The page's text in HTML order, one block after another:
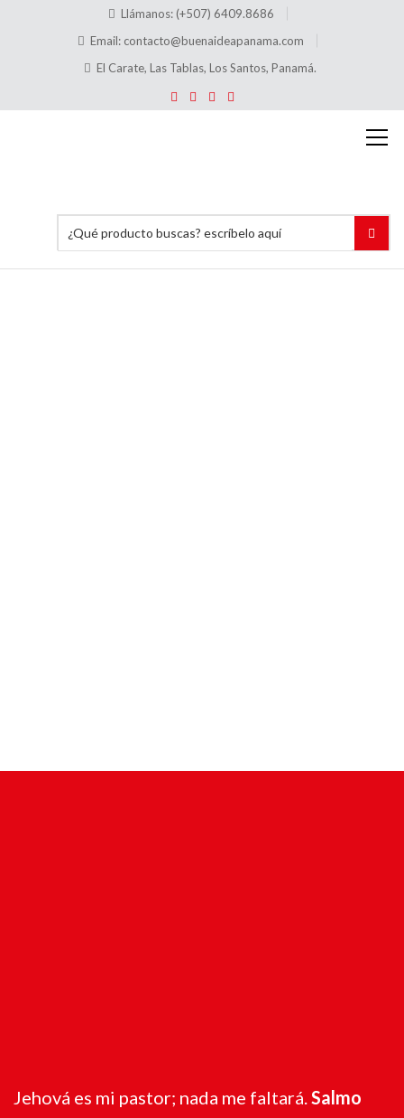
Llámanos: (+507) 6409.8686
Email: contacto@buenaideapanama.com
El Carate, Las Tablas, Los Santos, Panamá.
Jehová es mi pastor; nada me faltará.Salmo